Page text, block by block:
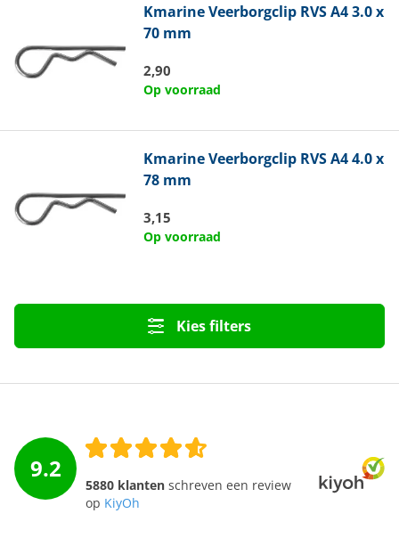
KmarineVeerborgclip RVS A4 3.0 x
70 mm
2,90
Op voorraad
KmarineVeerborgclip RVS A4 4.0 x
78 mm
3,15
Op voorraad
Kies filters
9.2
5880 klanten schreven een review
op KiyOh